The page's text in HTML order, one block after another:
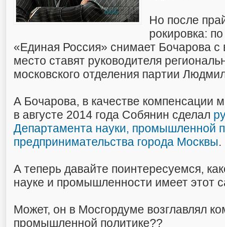
Но после
рокировка:
«Единая Россия» снимает Бочарова с
место ставят руководителя
московского отделения партии
А Бочарова, в качестве компенсации
в августе 2014 года Собянин сделал
Департамента науки, промышленной
предпринимательства города Москвы.
А теперь давайте поинтересуемся,
науке и промышленности имеет этот
Может, он в Мосгордуме возглавлял
промышленной политике??